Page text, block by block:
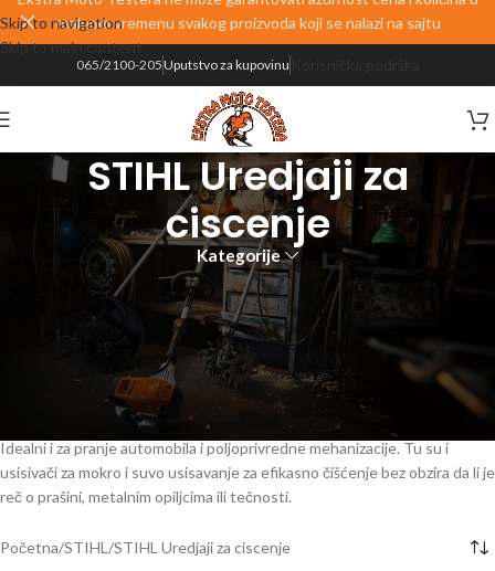
Skip to navigation
Skip to main content
realnom vremenu svakog proizvoda koji se nalazi na sajtu
065/2100-205Uputstvo za kupovinu
STIHL Uredjaji za
ciscenje
Kategorije
Uređaji za čišćenje
Okretni i laki za upotrebu
Uprljan baštenski nameštaj, stepenice, staze, terase? Rešenje su STIHL
perači pod visokim pritiskom i prljavština nestaje kao rukom odnešena.
Idealni i za pranje automobila i poljoprivredne mehanizacije. Tu su i
usisivači za mokro i suvo usisavanje za efikasno čišćenje bez obzira da li je
reč o prašini, metalnim opiljcima ili tečnosti.
Početna STIHL STIHL Uredjaji za ciscenje